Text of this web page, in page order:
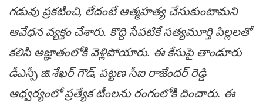
గడువు ప్రకటించి, లేదంటే ఆత్మహత్య చేసుకుంటామని
ఆవేధన వ్యక్తం చేశారు. కొద్ది సేపటికే సత్యమూర్తి పిల్లలతో
కలిసి అజ్ఞాతంలోకి వెళ్లిపోయారు. ఈ కేసుపై తాండూరు
డీఎస్పీ జి.శేఖర్ గౌడ్, పట్టణ సీఐ రాజేందర్ రెడ్డి
ఆధ్వర్యంలో ప్రత్యేక టీంలను రంగంలోకి దించారు. ఈ